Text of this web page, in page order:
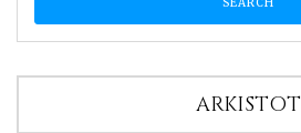
ARKISTOT